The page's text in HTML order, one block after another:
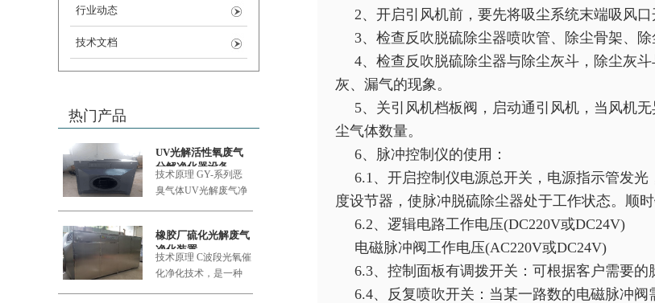
行业动态
技术文档
热门产品
UV光解活性氧废气
分解净化器设备
技术原理 GY-系列恶
臭气体UV光解废气净
橡胶厂硫化光解废气
净化装置
技术原理 C波段光氧催
化净化技术，是一种
2、开启引风机前，要先将吸尘系统末端吸风
3、检查反吹脱硫除尘器喷吹管、除尘骨架、
4、检查反吹脱硫除尘器与除尘灰斗，除尘灰
灰、漏气的现象。
5、关引风机档板阀，启动通引风机，当风机
尘气体数量。
6、脉冲控制仪的使用：
6.1、开启控制仪电源总开关，电源指示管发
度设节器，使脉冲脱硫除尘器处于工作状态。顺
6.2、逻辑电路工作电压(DC220V或DC24V)
电磁脉冲阀工作电压(AC220V或DC24V)
6.3、控制面板有调拨开关：可根据客户需要的
6.4、反复喷吹开关：当某一路数的电磁脉冲